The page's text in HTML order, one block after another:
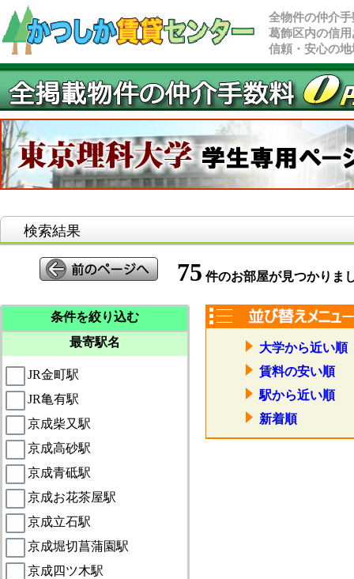
全物件の仲介
葛飾区内の信
信頼・安心の
検索結果
75 件のお部屋が見つかりま
条件を絞り込む
最寄駅名
JR金町駅
JR亀有駅
京成柴又駅
京成高砂駅
京成青砥駅
京成お花茶屋駅
京成立石駅
京成堀切菖蒲園駅
京成四ツ木駅
大学から近い順
賃料の安い順
駅から近い順
新着順